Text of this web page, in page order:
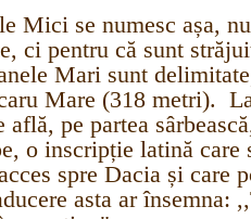
Mici se numesc așa,
ci pentru că sunt
Mari sunt
Mare (318 metri).
află, pe partea
o inscripție latină care
spre Dacia și care
asta ar însemna: